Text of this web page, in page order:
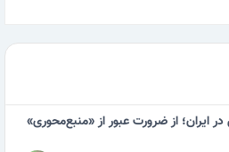
از ضرورت عبور از «منبع‌محوری»